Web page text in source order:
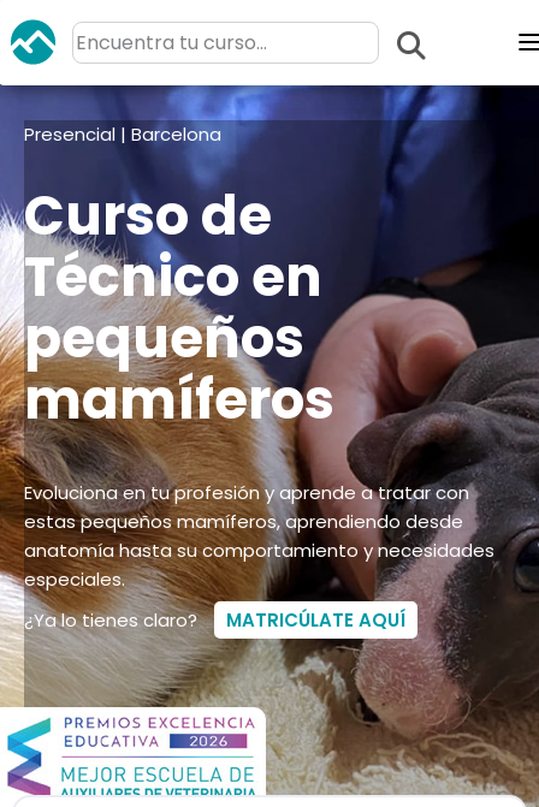
Presencial | Barcelona
Curso de
Técnico en
pequeños
mamíferos
Evoluciona en tu profesión y aprende a tratar con
estas pequeños mamíferos, aprendiendo desde
anatomía hasta su comportamiento y necesidades
especiales.
¿Ya lo tienes claro?
MATRICÚLATE AQUÍ